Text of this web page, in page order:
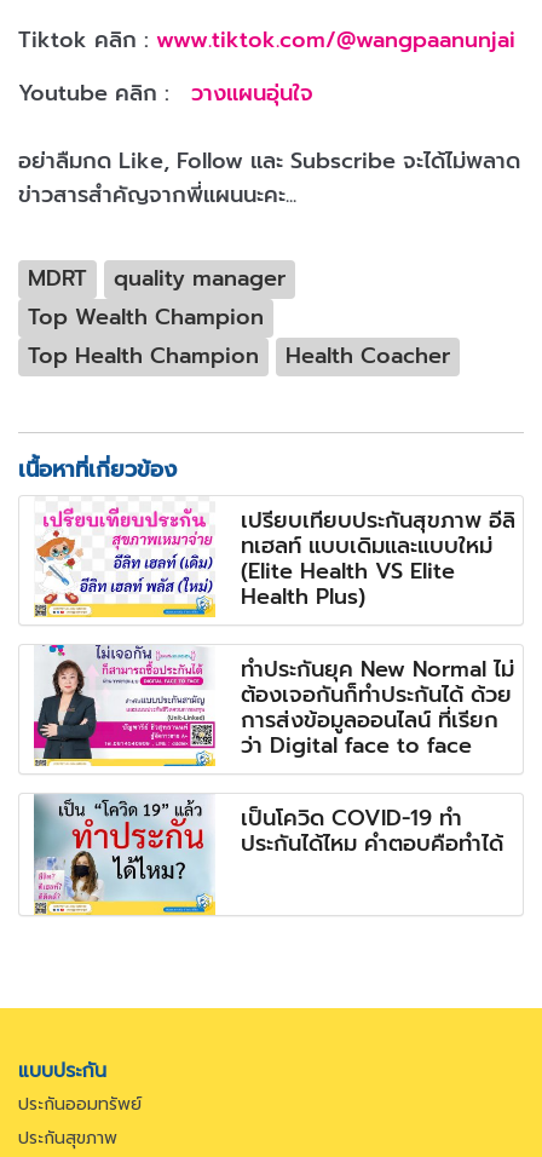
Tiktok คลิก : www.tiktok.com/@wangpaanunjai
Youtube คลิก : วางแผนอุ่นใจ
อย่าลืมกด Like, Follow และ Subscribe จะได้ไม่พลาด
ข่าวสารสำคัญจากพี่แผนนะคะ...
MDRT
quality manager
Top Wealth Champion
Top Health Champion
Health Coacher
เนื้อหาที่เกี่ยวข้อง
เปรียบเทียบประกันสุขภาพ อีลิ
ทเฮลท์ แบบเดิมและแบบใหม่
(Elite Health VS Elite
Health Plus)
ทำประกันยุค New Normal ไม่
ต้องเจอกันก็ทำประกันได้ ด้วย
การส่งข้อมูลออนไลน์ ที่เรียก
ว่า Digital face to face
เป็นโควิด COVID-19 ทำ
ประกันได้ไหม คำตอบคือทำได้
แบบประกัน
ประกันออมทรัพย์
ประกันสุขภาพ